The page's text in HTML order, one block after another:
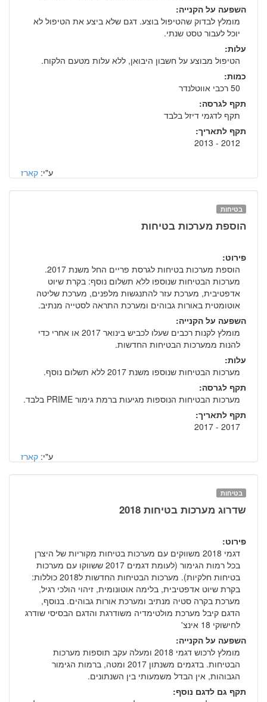
השפעה על הקנייה:
מומלץ לבדוק שהטיפול בוצע. דגם שלא ביצע את הטיפול לא
יוכל לעבור טסט שנתי.
עלות:
הטיפול מבוצע על חשבון היבואן, ללא עלות מטעם הלקוח.
כמות:
50 רכבי אווטלנדר
תקף לגרסה:
תקף לדגמי דיזל בלבד
תקף לתאריך:
2012 - 2013
ע"י: קארז
בטיחות
הוספת מערכות בטיחות
פירוט:
הוספת מערכות בטיחות לגרסת פריים החל משנת 2017.
מערכות הבטיחות שנוספו ללא תשלום נוסף: בקרת שיוט
אדפטיבית, מערכת עזר להתנגשות מלפנים, מערכת שליטה
אוטומטית באורות גבוהים ומערכת התראה לסטייה מנתיב.
השפעה על הקנייה:
מומלץ לקנות רכבים שעלו לכביש בינואר 2017 או אחרי כדי
להנות ממערכות הבטיחות החדשות.
עלות:
מערכות הבטיחות שנוספו משנת 2017 ללא תשלום נוסף.
תקף לגרסה:
מערכות הבטיחות הנוספות מגיעות ברמת גימור PRIME בלבד.
תקף לתאריך:
2017 - 2017
ע"י: קארז
בטיחות
שדרוג מערכות בטיחות 2018
פירוט:
דגמי 2018 משווקים עם מערכות בטיחות מקוריות של היצרן
בכל רמות הגימור (לעומת דגמים 2017 ששווקו עם מערכות
בטיחות חלקיות). מערכות הבטיחות החדשות ל2018 כוללות:
בקרת שיוט אדפטיבית, בלימה אוטונומית, זיהוי הולכי רגיל,
מערכת בקרה סטיה מנתיב ומערכת אורות גבוהים. בנוסף,
הדגם קיבל מערכת מולטימדיה משודרגת והדגם הבסיסי שודרג
לחישוקי 18 אינצ'
השפעה על הקנייה:
מומלץ לרכוש דגמי 2018 ומעלה עקב תוספות מערכות
הבטיחות. בדגמים משנתון 2017 ומטה, ברמות הגימור
הגבוהות, אין הבדל משמעותי בין השנתונים.
תקף גם לדגם נוסף: